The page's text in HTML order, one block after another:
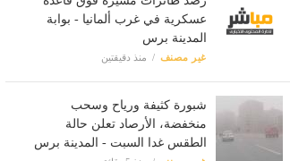
عسكرية في غرب ألمانيا - بوابة
المدينة برس
غير مصنف منذ دقيقتين
شبورة كثيفة ورياح وسحب
منخفضة، الأرصاد تعلن حالة
الطقس غدا السبت - المدينة برس